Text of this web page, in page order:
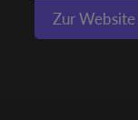
Zur Website